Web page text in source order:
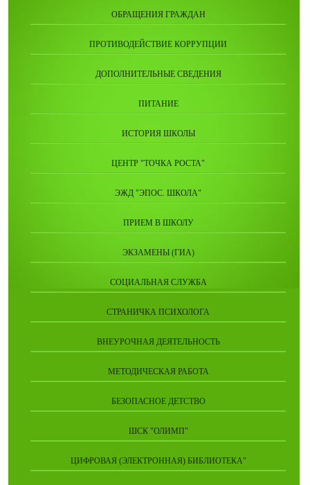
ОБРАЩЕНИЯ ГРАЖДАН
ПРОТИВОДЕЙСТВИЕ КОРРУПЦИИ
ДОПОЛНИТЕЛЬНЫЕ СВЕДЕНИЯ
ПИТАНИЕ
ИСТОРИЯ ШКОЛЫ
ЦЕНТР "ТОЧКА РОСТА"
ЭЖД "ЭПОС. ШКОЛА"
ПРИЕМ В ШКОЛУ
ЭКЗАМЕНЫ (ГИА)
СОЦИАЛЬНАЯ СЛУЖБА
СТРАНИЧКА ПСИХОЛОГА
ВНЕУРОЧНАЯ ДЕЯТЕЛЬНОСТЬ
МЕТОДИЧЕСКАЯ РАБОТА
БЕЗОПАСНОЕ ДЕТСТВО
ШСК "ОЛИМП"
ЦИФРОВАЯ (ЭЛЕКТРОННАЯ) БИБЛИОТЕКА"